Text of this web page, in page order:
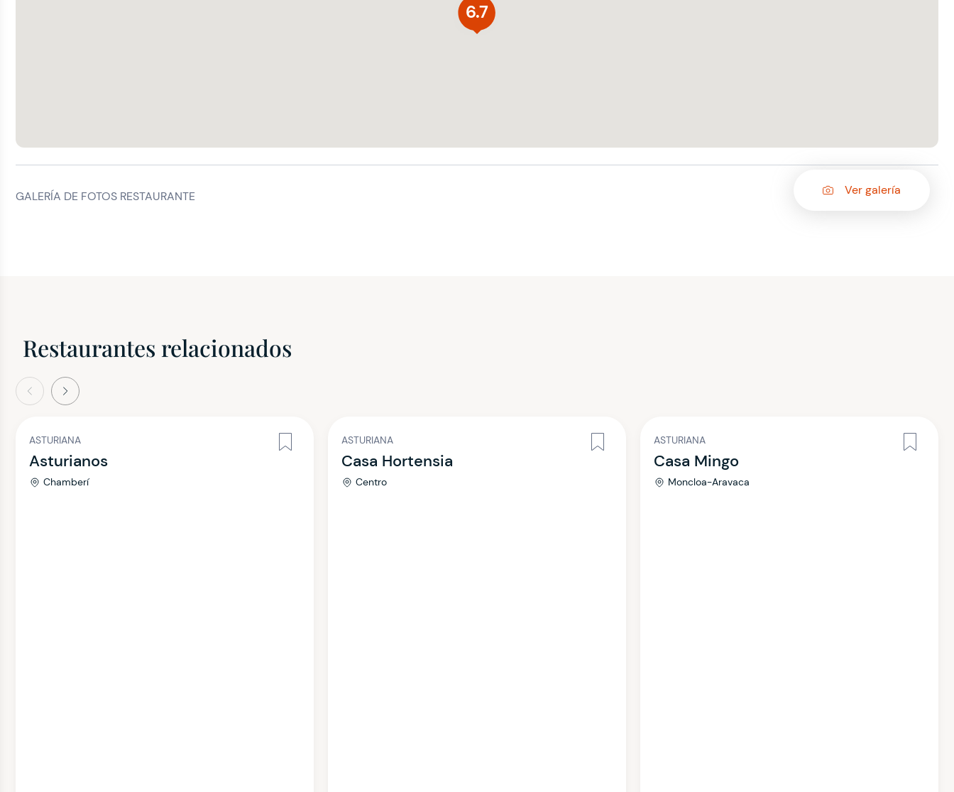
6.7
GALERÍA DE FOTOS RESTAURANTE Ver galería
Restaurantes relacionados
Siguiente
ASTURIANA
Asturianos
Chamberí
ASTURIANA
Casa Hortensia
Centro
ASTURIANA
Casa Mingo
Moncloa-Aravaca